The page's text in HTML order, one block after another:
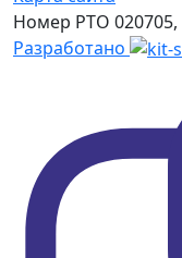
Номер РТО 020705,
Разработано